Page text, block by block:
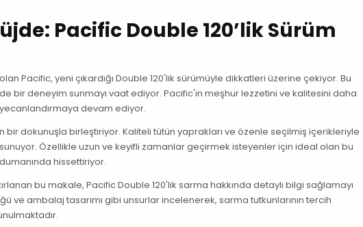
Pacific Double 120’lik Sürüm
Pacific, yeni çıkardığı Double 120'lik sürümüyle dikkatleri üzerine çekiyor. Bu
bir deneyim sunmayı vaat ediyor. Pacific'in meşhur lezzetini ve kalitesini daha
devam ediyor.
dokunuşla birleştiriyor. Kaliteli tütün yaprakları ve özenle seçilmiş içerikleriyle
Özellikle uzun ve keyifli zamanlar geçirmek isteyenler için ideal olan bu
hissettiriyor.
bu makale, Pacific Double 120'lik sarma hakkında detaylı bilgi sağlamayı
ve ambalaj tasarımı gibi unsurlar incelenerek, sarma tutkunlarının tercih